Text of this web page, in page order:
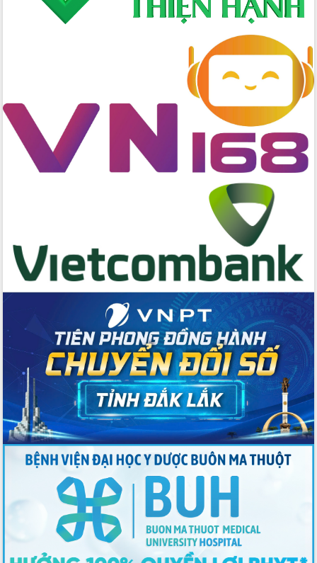
Phát động chiến dịch 30 ngày đêm
giải phóng mặt bằng Tuyến đường bộ
Đắk Lắk ký kết thỏa thuận hợp tác về
chuyển đổi số giai đoạn 2026 – 2030
với Tập đoàn Bưu chính Viễn thông
Việt Nam
Thứ trưởng Bộ Y tế làm việc với tỉnh
Đắk Lắk về phát triển nhân lực y tế
Tập huấn ứng dụng trí tuệ nhân tạo (AI)
trong thương mại điện tử năm 2026
trao đổi thông tin trước Kỳ họp thứ
Quyết liệt cải cách hành chính, khơi
thông nguồn lực phát triển
Nâng cao hiệu lực, hiệu quả HĐND
tỉnh thông qua hiện đại hóa hành chính
Xã Ea Phê gắn cải cách hành chính với
chuyển đổi số
Phó Chủ tịch Thường trực UBND tỉnh
Hồ Thị Nguyên Thảo làm việc tại Trung
tâm Phục vụ hành chính công xã Ea
Xây dựng nền hành chính số đồng
hành cùng nông dân dân, doanh nghiệp
Giai đoạn 2026-2030, Đắk Lắk phấn
đấu có 77% xã đạt chuẩn nông thôn